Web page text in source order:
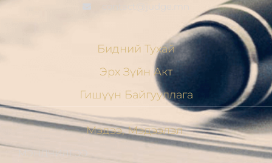
contact@judge.mn
Бидний Тухай
Эрх Зүйн Акт
Гишүүн Байгууллага
Мэдээ, Мэдээлэл
МЭНДЧИЛГЭЭ